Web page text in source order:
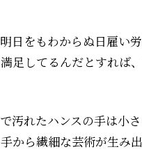
日をもわからぬ日雇い
足してるんだとすれば
汚れたハンスの手は小
ら繊細な芸術が生み出